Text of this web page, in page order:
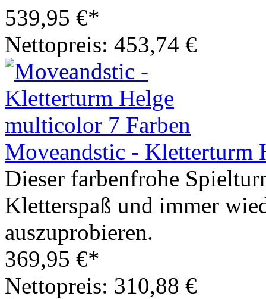
539,95 €*
Nettopreis: 453,74 €
Moveandstic - Kletterturm
Dieser farbenfrohe
Kletterspaß und immer
auszuprobieren.
369,95 €*
Nettopreis: 310,88 €